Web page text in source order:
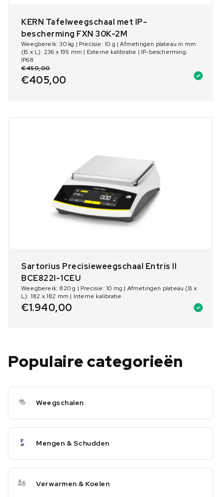
KERN Tafelweegschaal met IP-
bescherming FXN 30K-2M
Weegbereik: 30 kg | Precisie: 10 g | Afmetingen plateau in mm
(B x L): 236 x 195 mm | Externe kalibratie | IP-bescherming:
IP68
€450,00
€405,00
Sartorius Precisieweegschaal Entris II
BCE822I-1CEU
Weegbereik: 820 g | Precisie: 10 mg | Afmetingen plateau (B x
L): 182 x 182 mm | Interne kalibratie
€1.940,00
Populaire categorieën
Weegschalen
Mengen & Schudden
Verwarmen & Koelen